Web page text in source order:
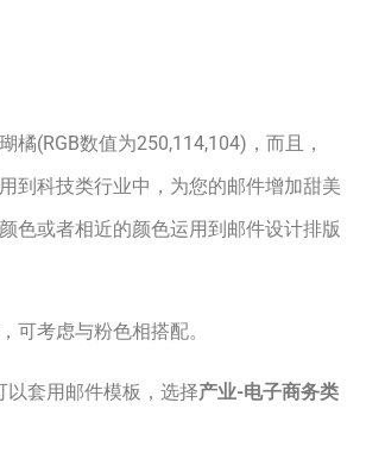
(RGB数值为250,114,104)，而且，
到科技类行业中，为您的邮件增加甜美
色或者相近的颜色运用到邮件设计排版
可考虑与粉色相搭配。
套用邮件模板，选择产业-电子商务类